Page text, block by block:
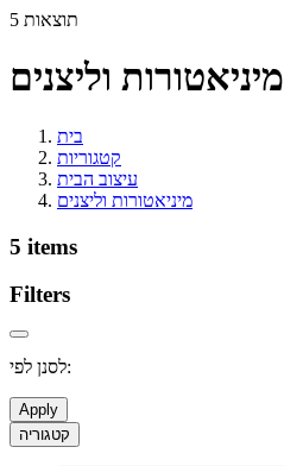
5 תוצאות
מיניאטורות וליצנים
בית
קטגוריות
עיצוב הבית
מיניאטורות וליצנים
5 items
Filters
לסנן לפי:
Apply
קטגוריה